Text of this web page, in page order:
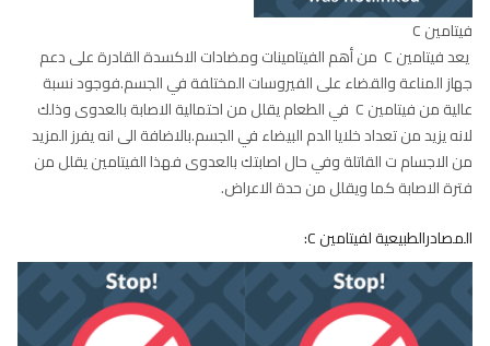
فيتامين C
يعد فيتامين C من أهم الفيتامينات ومضادات الاكسدة القادرة على دعم
جهاز المناعة والقضاء على الفيروسات المختلفة في الجسم.فوجود نسبة
عالية من فيتامين C في الطعام يقلل من احتمالية الاصابة بالعدوى وذلك
لانه يزيد من تعداد خلايا الدم البيضاء في الجسم.بالاضافة الى انه يفرز المزيد
من الاجسام ت القاتلة وفي حال اصابتك بالعدوى فهذا الفيتامين يقلل من
فترة الاصابة كما ويقلل من حدة الاعراض.
المصادرالطبيعية لفيتامين C: